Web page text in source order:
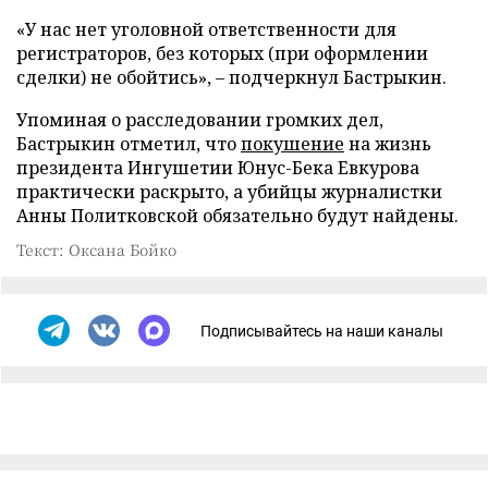
«У нас нет уголовной ответственности для
регистраторов, без которых (при оформлении
сделки) не обойтись», – подчеркнул Бастрыкин.
Упоминая о расследовании громких дел,
Бастрыкин отметил, чтопокушение на жизнь
президента Ингушетии Юнус-Бека Евкурова
практически раскрыто, а убийцы журналистки
Анны Политковской обязательно будут найдены.
Текст: Оксана Бойко
Подписывайтесь на наши каналы